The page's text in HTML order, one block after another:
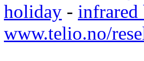
holiday - infrared
www.telio.no/